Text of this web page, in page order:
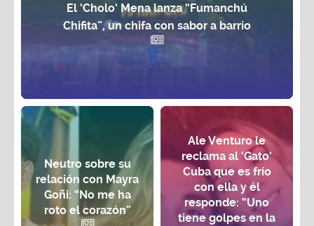
El ‘Cholo’ Mena lanza “Fumanchú
Chifita”, un chifa con sabor a barrio
Neutro sobre su
relación con Mayra
Goñi: “No me ha
roto el corazón”
Ale Venturo le
reclama al ‘Gato’
Cuba que es frío
con ella y él
responde: “Uno
tiene golpes en la